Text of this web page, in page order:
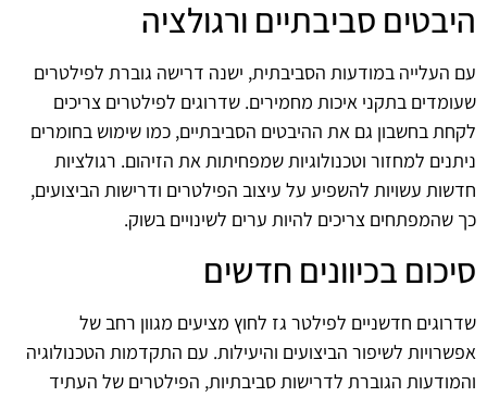
היבטים סביבתיים ורגולציה
עם העלייה במודעות הסביבתית, ישנה דרישה גוברת לפילטרים
שעומדים בתקני איכות מחמירים. שדרוגים לפילטרים צריכים
לקחת בחשבון גם את ההיבטים הסביבתיים, כמו שימוש בחומרים
ניתנים למחזור וטכנולוגיות שמפחיתות את הזיהום. רגולציות
חדשות עשויות להשפיע על עיצוב הפילטרים ודרישות הביצועים,
כך שהמפתחים צריכים להיות ערים לשינויים בשוק.
סיכום בכיוונים חדשים
שדרוגים חדשניים לפילטר גז לחוץ מציעים מגוון רחב של
אפשרויות לשיפור הביצועים והיעילות. עם התקדמות הטכנולוגיה
והמודעות הגוברת לדרישות סביבתיות, הפילטרים של העתיד